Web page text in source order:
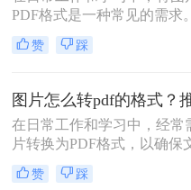
PDF格式是一种常见的需求
式具有支持矢量图形、打印
样、兼容性高、体积小以及
格式。那么电脑怎么把图片
呢？本文将介绍四种常见的
PDF的方法。
赞 踩
在日常工作和学习中，经常
片转换为PDF格式，以确保
式和排版保持不变，同时方
传递。那么图片怎么转PDF
赞 踩